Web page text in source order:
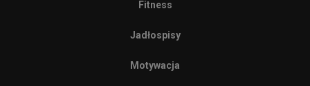
Fitness
Jadłospisy
Motywacja